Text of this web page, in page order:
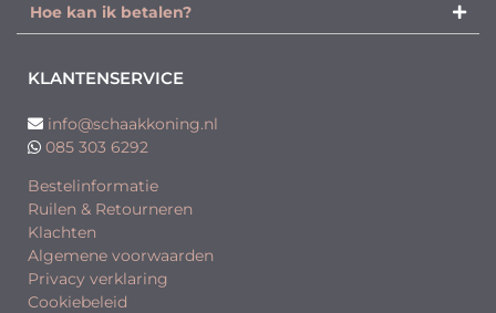
Hoe kan ik betalen?
KLANTENSERVICE
info@schaakkoning.nl
085 303 6292
Bestelinformatie
Ruilen & Retourneren
Klachten
Algemene voorwaarden
Privacy verklaring
Cookiebeleid